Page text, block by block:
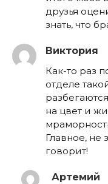
друзья
знать, что
Виктория
Как-то раз
отделе
на цвет и
Главное, не
говорит!
Артемий